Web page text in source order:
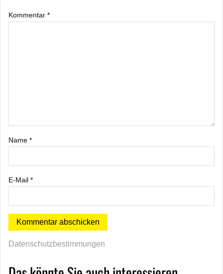
Kommentar *
Name *
E-Mail *
Datenschutzbestimmungen